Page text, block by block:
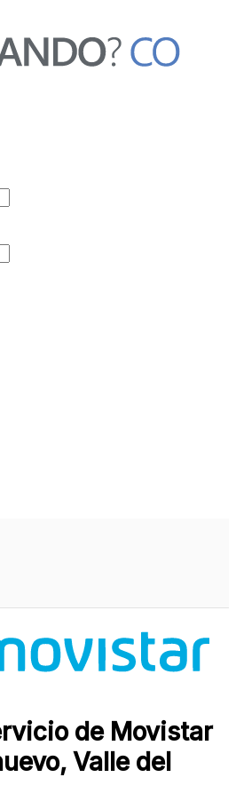
de Movistar
Valle del